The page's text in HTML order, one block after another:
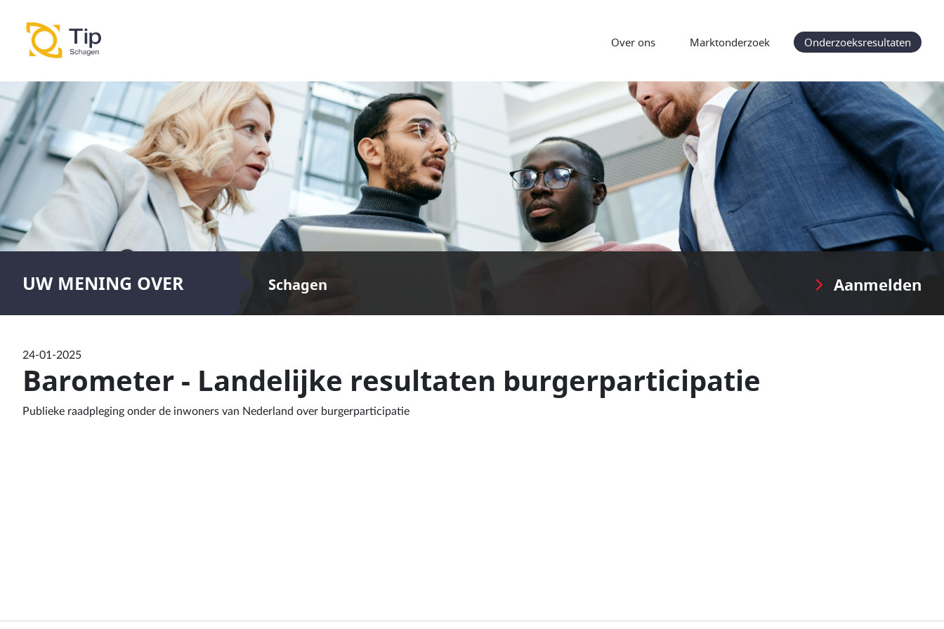
Over ons Marktonderzoek Onderzoeksresultaten
UW MENING OVER Schagen Aanmelden
24-01-2025
Barometer - Landelijke resultaten burgerparticipatie
Publieke raadpleging onder de inwoners van Nederland over burgerparticipatie